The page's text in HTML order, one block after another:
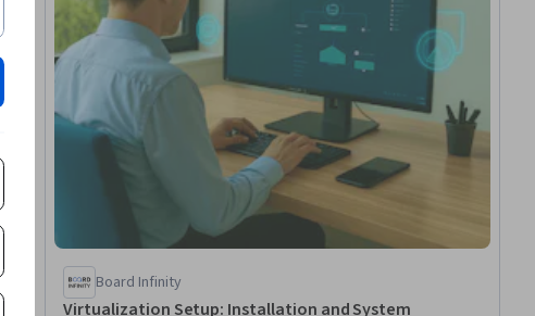
Board Infinity
Virtualization Setup: Installation and System